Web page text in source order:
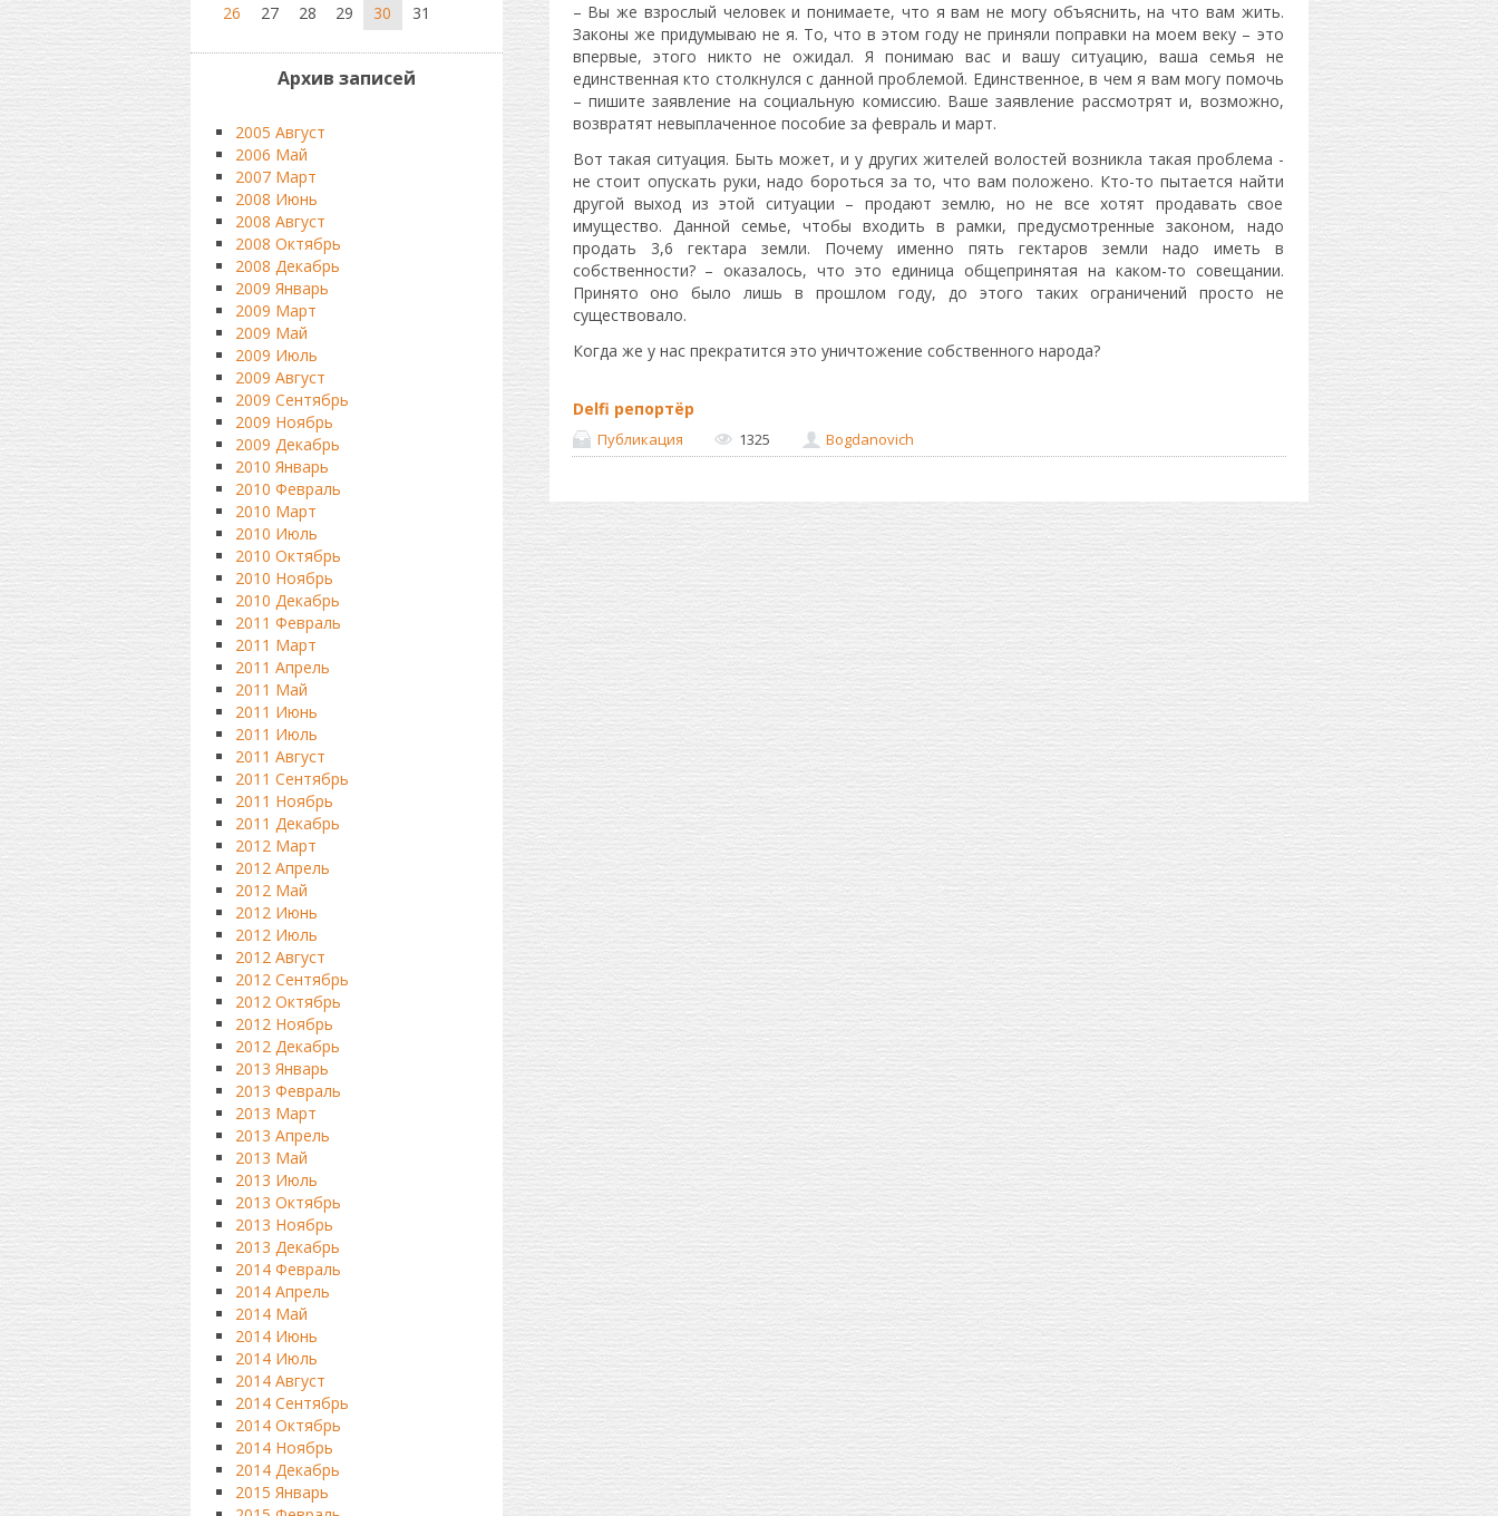
– Вы же взрослый человек и понимаете, что я вам не могу объяснить, на что вам жить.
Законы же придумываю не я. То, что в этом году не приняли поправки на моем веку – это
впервые, этого никто не ожидал. Я понимаю вас и вашу ситуацию, ваша семья не
единственная кто столкнулся с данной проблемой. Единственное, в чем я вам могу помочь
– пишите заявление на социальную комиссию. Ваше заявление рассмотрят и, возможно,
возвратят невыплаченное пособие за февраль и март.
Вот такая ситуация. Быть может, и у других жителей волостей возникла такая проблема -
не стоит опускать руки, надо бороться за то, что вам положено. Кто-то пытается найти
другой выход из этой ситуации – продают землю, но не все хотят продавать свое
имущество. Данной семье, чтобы входить в рамки, предусмотренные законом, надо
продать 3,6 гектара земли. Почему именно пять гектаров земли надо иметь в
собственности? – оказалось, что это единица общепринятая на каком-то совещании.
Принято оно было лишь в прошлом году, до этого таких ограничений просто не
существовало.
Когда же у нас прекратится это уничтожение собственного народа?
Delfi репортёр
Публикация 1325 Bogdanovich
26
27 28 29 30 31
Архив записей
2005 Август
2006 Май
2007 Март
2008 Июнь
2008 Август
2008 Октябрь
2008 Декабрь
2009 Январь
2009 Март
2009 Май
2009 Июль
2009 Август
2009 Сентябрь
2009 Ноябрь
2009 Декабрь
2010 Январь
2010 Февраль
2010 Март
2010 Июль
2010 Октябрь
2010 Ноябрь
2010 Декабрь
2011 Февраль
2011 Март
2011 Апрель
2011 Май
2011 Июнь
2011 Июль
2011 Август
2011 Сентябрь
2011 Ноябрь
2011 Декабрь
2012 Март
2012 Апрель
2012 Май
2012 Июнь
2012 Июль
2012 Август
2012 Сентябрь
2012 Октябрь
2012 Ноябрь
2012 Декабрь
2013 Январь
2013 Февраль
2013 Март
2013 Апрель
2013 Май
2013 Июль
2013 Октябрь
2013 Ноябрь
2013 Декабрь
2014 Февраль
2014 Апрель
2014 Май
2014 Июнь
2014 Июль
2014 Август
2014 Сентябрь
2014 Октябрь
2014 Ноябрь
2014 Декабрь
2015 Январь